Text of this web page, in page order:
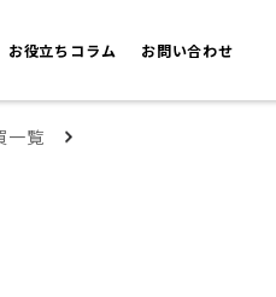
お役立ちコラム お問い合わせ
一覧